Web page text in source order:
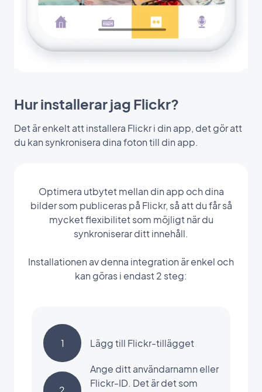
Hur installerar jag Flickr?
Det är enkelt att installera Flickr i din app, det gör att
du kan synkronisera dina foton till din app.
Optimera utbytet mellan din app och dina
bilder som publiceras på Flickr, så att du får så
mycket flexibilitet som möjligt när du
synkroniserar ditt innehåll.
Installationen av denna integration är enkel och
kan göras i endast 2 steg:
1 Lägg till Flickr-tillägget
Ange ditt användarnamn eller
Flickr-ID. Det är det som